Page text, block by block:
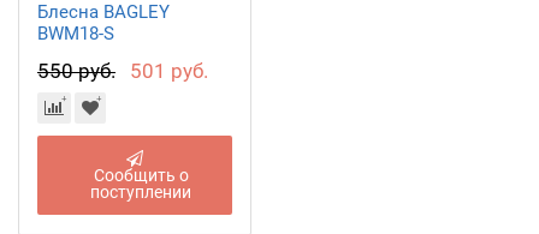
Блесна BAGLEY
BWM18-S
550 руб. 501 руб.
Сообщить о
поступлении